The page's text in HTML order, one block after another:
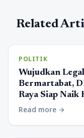
Related
POLITIK
Wujudkan
Bermartabat,
Raya Siap Naik
Read more arrow_forward